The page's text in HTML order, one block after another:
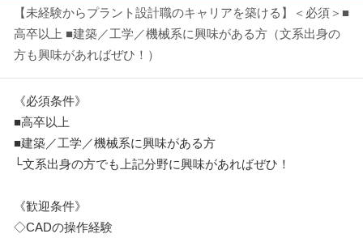
【未経験からプラント設計職のキャリアを築ける】＜必須＞■
高卒以上 ■建築／工学／機械系に興味がある方（文系出身の
方も興味があればぜひ！）
《必須条件》
■高卒以上
■建築／工学／機械系に興味がある方
└文系出身の方でも上記分野に興味があればぜひ！
《歓迎条件》
◇CADの操作経験